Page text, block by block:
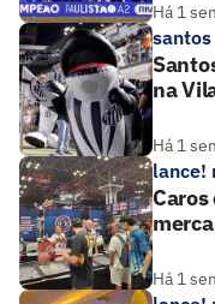
Há 1
santos
na
Há 1
lance!
Há 1